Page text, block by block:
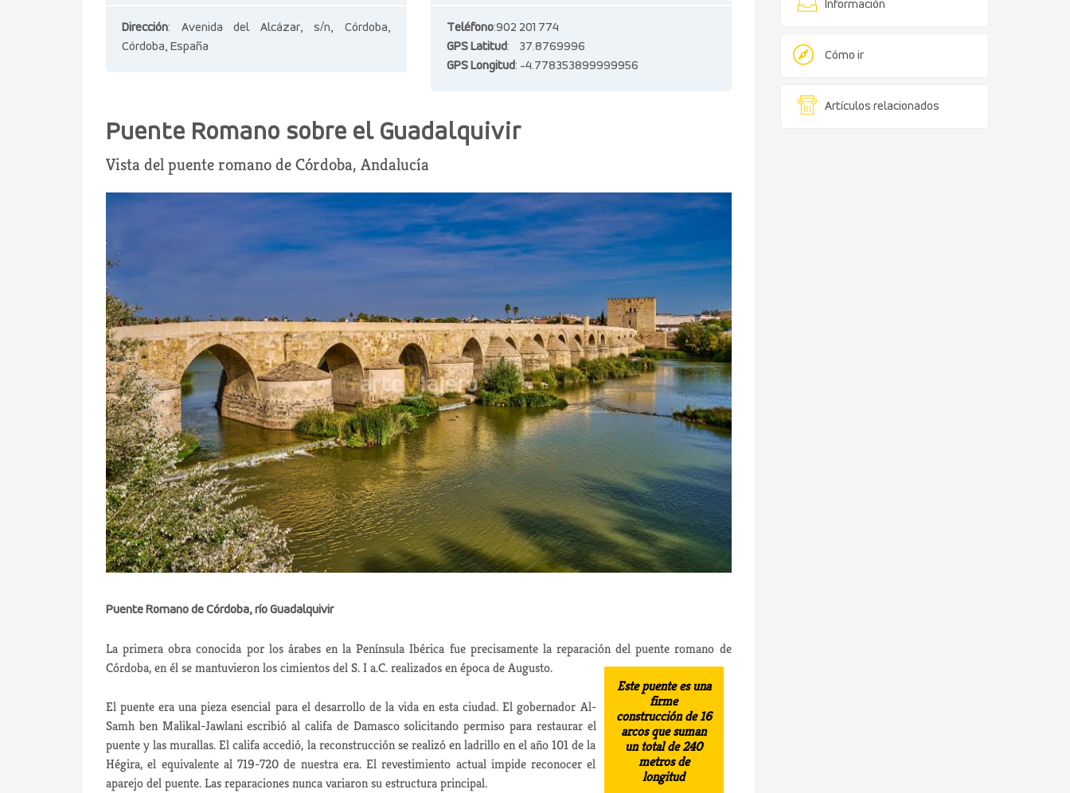
Información
Cómo ir
Artículos relacionados
Dirección: Avenida del Alcázar, s/n, Córdoba,
Córdoba, España
Teléfono:902 201 774
GPS Latitud: 37.8769996
GPS Longitud: -4.778353899999956
Puente Romano sobre el Guadalquivir
Vista del puente romano de Córdoba, Andalucía
Puente Romano de Córdoba, río Guadalquivir
La primera obra conocida por los árabes en la Península Ibérica fue precisamente la reparación del puente romano de
Córdoba,
Este puente es una
firme
construcción de 16
arcos que suman
un total de 240
metros de
longitud
en él se mantuvieron los cimientos del S. I a.C. realizados en época de Augusto.
El puente era una pieza esencial para el desarrollo de la vida en esta ciudad. El gobernador Al-
Samh ben Malikal-Jawlani escribió al califa de Damasco solicitando permiso para restaurar el
puente y las murallas. El califa accedió, la reconstrucción se realizó en ladrillo en el año 101 de la
Hégira, el equivalente al 719-720 de nuestra era. El revestimiento actual impide reconocer el
aparejo del puente. Las reparaciones nunca variaron su estructura principal.